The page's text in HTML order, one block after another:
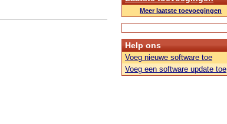
Meer laatste toevoegingen
Help ons
Voeg nieuwe software toe
Voeg een software update toe